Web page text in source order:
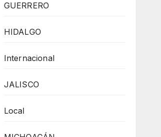
GUERRERO
HIDALGO
Internacional
JALISCO
Local